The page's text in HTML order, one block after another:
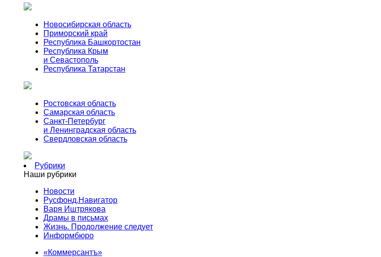
Новосибирская область
Приморский край
Республика Башкортостан
Республика Крым
и Севастополь
Республика Татарстан
Ростовская область
Самарская область
Санкт-Петербург
и Ленинградская область
Свердловская область
Рубрики
Наши рубрики
Новости
Русфонд.Навигатор
Варя Иштрякова
Драмы в письмах
Жизнь. Продолжение следует
Информбюро
«Коммерсантъ»